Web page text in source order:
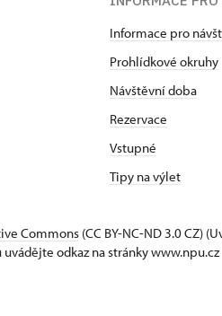
Informace pro
Prohlídkové okruhy
Návštěvní doba
Rezervace
Vstupné
Tipy na výlet
Commons (CC BY-NC-ND 3.0 CZ)
odkaz na stránky www.npu.cz